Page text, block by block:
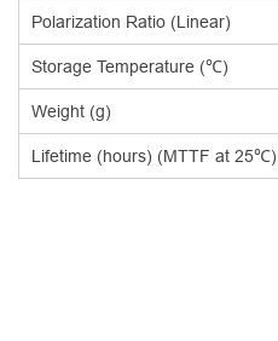
Polarization Ratio (Linear)
Storage Temperature (℃)
Weight (g)
Lifetime (hours) (MTTF at 25℃)